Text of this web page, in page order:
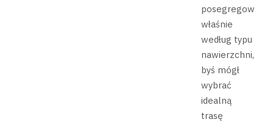
posegregowane
właśnie
według typu
nawierzchni,
byś mógł
wybrać
idealną
trasę